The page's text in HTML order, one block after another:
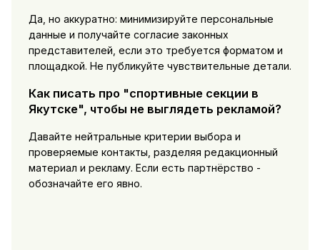
Да, но аккуратно: минимизируйте персональные
данные и получайте согласие законных
представителей, если это требуется форматом и
площадкой. Не публикуйте чувствительные детали.
Как писать про "спортивные секции в
Якутске", чтобы не выглядеть рекламой?
Давайте нейтральные критерии выбора и
проверяемые контакты, разделяя редакционный
материал и рекламу. Если есть партнёрство -
обозначайте его явно.